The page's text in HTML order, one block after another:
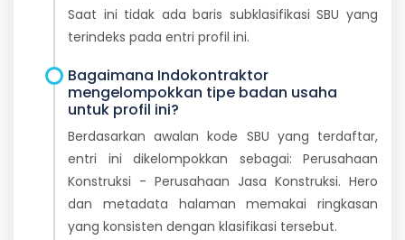
Saat ini tidak ada baris subklasifikasi SBU yang
terindeks pada entri profil ini.
Bagaimana Indokontraktor
mengelompokkan tipe badan usaha
untuk profil ini?
Berdasarkan awalan kode SBU yang terdaftar,
entri ini dikelompokkan sebagai: Perusahaan
Konstruksi - Perusahaan Jasa Konstruksi. Hero
dan metadata halaman memakai ringkasan
yang konsisten dengan klasifikasi tersebut.